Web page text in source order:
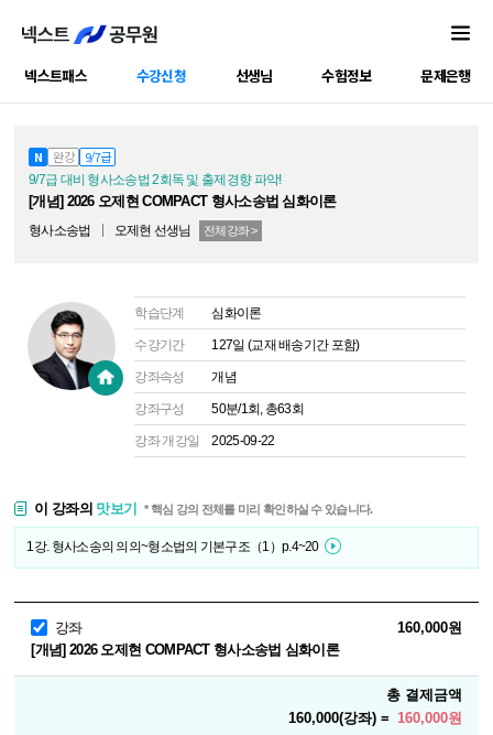
넥스트패스 수강신청 선생님 수험정보 문제은행
N 완강 9/7급
9/7급 대비 형사소송법 2회독 및 출제경향 파악!
[개념] 2026 오제현 COMPACT 형사소송법 심화이론
형사소송법 오제현 선생님 전체강좌 >
학습단계 심화이론
수강기간 127일 (교재 배송기간 포함)
강좌속성 개념
강좌구성 50분/1회, 총63회
강좌 개강일 2025-09-22
이 강좌의 맛보기 * 핵심 강의 전체를 미리 확인하실 수 있습니다.
1강. 형사소송의 의의~형소법의 기본구조（1）p.4~20
강좌
[개념] 2026 오제현 COMPACT 형사소송법 심화이론
160,000원
총 결제금액
160,000(강좌) = 160,000원